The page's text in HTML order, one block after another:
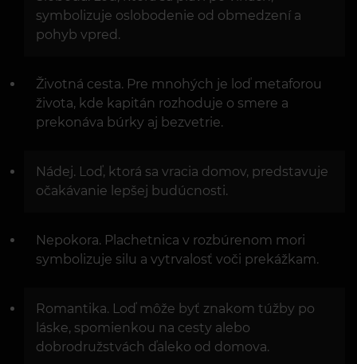
symbolizuje oslobodenie od obmedzení a
pohyb vpred.
Životná cesta. Pre mnohých je loď metaforou
života, kde kapitán rozhoduje o smere a
prekonáva búrky aj bezvetrie.
Nádej. Loď, ktorá sa vracia domov, predstavuje
očakávanie lepšej budúcnosti.
Nepokora. Plachetnica v rozbúrenom mori
symbolizuje silu a vytrvalosť voči prekážkam.
Romantika. Loď môže byť znakom túžby po
láske, spomienkou na cesty alebo
dobrodružstvách ďaleko od domova.